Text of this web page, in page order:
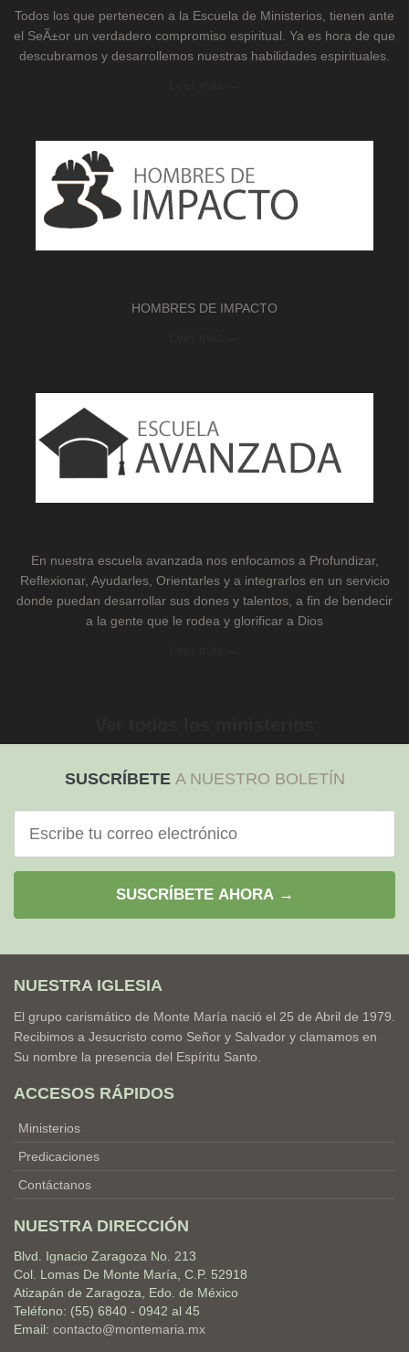
Todos los que pertenecen a la Escuela de Ministerios, tienen ante
el SeÃ±or un verdadero compromiso espiritual. Ya es hora de que
descubramos y desarrollemos nuestras habilidades espirituales.
HOMBRES DE IMPACTO
En nuestra escuela avanzada nos enfocamos a Profundizar,
Reflexionar, Ayudarles, Orientarles y a integrarlos en un servicio
donde puedan desarrollar sus dones y talentos, a fin de bendecir
a la gente que le rodea y glorificar a Dios
SUSCRÍBETE A NUESTRO BOLETÍN
electrónico
SUSCRÍBETE AHORA →
NUESTRA IGLESIA
El grupo carismático de Monte María nació el 25 de Abril de 1979.
Recibimos a Jesucristo como Señor y Salvador y clamamos en
Su nombre la presencia del Espíritu Santo.
ACCESOS RÁPIDOS
Ministerios
Predicaciones
Contáctanos
NUESTRA DIRECCIÓN
Blvd. Ignacio Zaragoza No. 213
Col. Lomas De Monte María, C.P. 52918
Atizapán de Zaragoza, Edo. de México
Teléfono: (55) 6840 - 0942 al 45
Email: contacto@montemaria.mx